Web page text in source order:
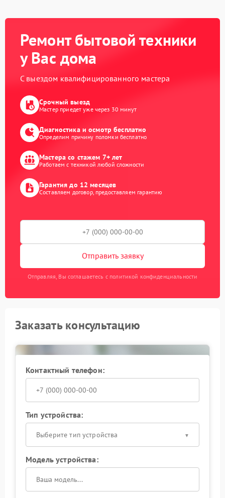
Ремонт бытовой техники
у Вас дома
С выездом квалифицированного мастера
Срочный выезд
Мастер приедет уже через 30 минут
Диагностика и осмотр бесплатно
Определим причину поломки бесплатно
Мастера со стажем 7+ лет
Работаем с техникой любой сложности
Гарантия до 12 месяцев
Составляем договор, предоставляем гарантию
Отправить заявку
Отправляя, Вы соглашаетесь с политикой конфиденциальности
Заказать консультацию
Контактный телефон:
Тип устройства:
Выберите тип устройства
Модель устройства: